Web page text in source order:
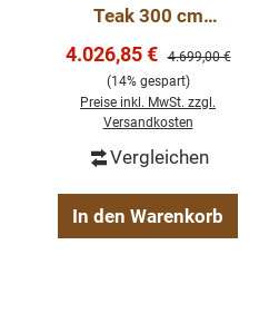
eine gute Figur macht. Dieses
Eigenheim in neuem Glanz
durch seine Langlebigkeit und
erfreuen.
Die Abmessungen: Höhe 210
Tiefe 35 cm.
Teak 300 cm
mit Leiter Bibliothek
Bücherschrank
Verkaufspreis:
4.026,85 € Regulärer Preis:
4.699,00 €
(14% gespart)
Preise inkl. MwSt. zzgl.
Versandkosten
Vergleichen
In den Warenkorb